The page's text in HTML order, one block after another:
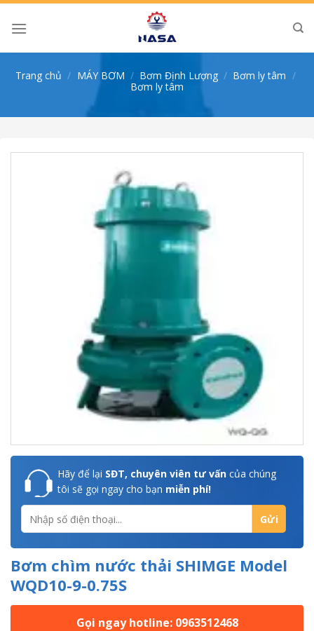
Skip
Trang chủ / MÁY BƠM / Bơm Định Lượng / Bơm ly tâm /
Bơm ly tâm
Hãy để lại SĐT, chuyên viên tư vấn của chúng
tôi sẽ gọi ngay cho bạn miễn phí!
Bơm chìm nước thải SHIMGE Model
WQD10-9-0.75S
Gọi ngay hotline: 0963512468